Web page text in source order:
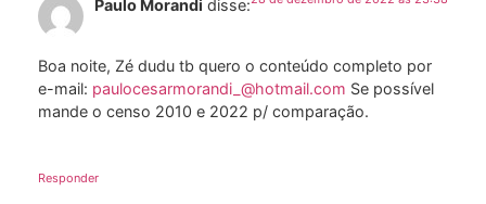
Paulo Morandi disse:
Boa noite, Zé dudu tb quero o conteúdo completo por
e-mail: paulocesarmorandi_@hotmail.com Se possível
mande o censo 2010 e 2022 p/ comparação.
Responder